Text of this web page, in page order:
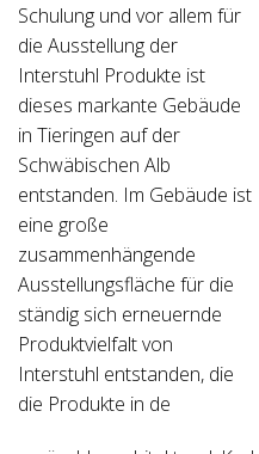
Schulung und vor allem für
die Ausstellung der
Interstuhl Produkte ist
dieses markante Gebäude
in Tieringen auf der
Schwäbischen Alb
entstanden. Im Gebäude ist
eine große
zusammenhängende
Ausstellungsfläche für die
ständig sich erneuernde
Produktvielfalt von
Interstuhl entstanden, die
die Produkte in de